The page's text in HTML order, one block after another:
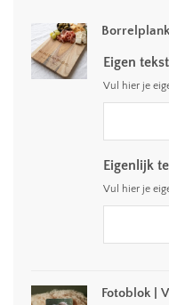
Eigen
Vul hier je
Eigenlijk
Vul hier je
Fotoblok |